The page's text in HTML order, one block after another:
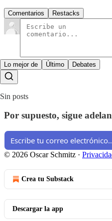
Comentarios Restacks
Lo mejor de Último Debates
Sin posts
Por supuesto, sigue
© 2026 Oscar Schmitz ·
Crea tu Substack
Descargar la app